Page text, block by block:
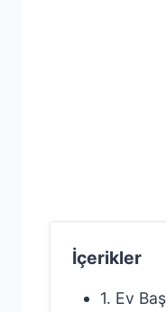
İçerikler
1. Ev